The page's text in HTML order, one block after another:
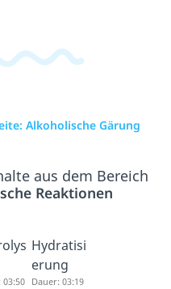
Alkoholische Gärung
aus dem Bereich
Reaktionen
03:50
Hydratisi
erung
Dauer: 03:19